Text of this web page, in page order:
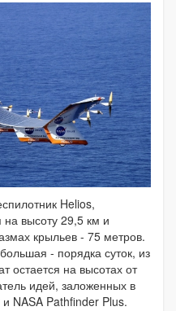
Helios,
высоту 29,5 км и
крыльев - 75 метров.
- порядка суток, из
остается на высотах от
идей, заложенных в
NASA Pathfinder Plus.